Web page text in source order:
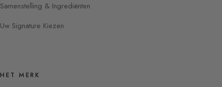
Samenstelling & Ingrediënten
Uw Signature Kiezen
HET MERK